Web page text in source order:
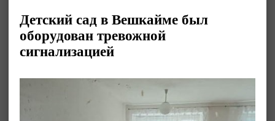
Детский сад в Вешкайме был
оборудован тревожной
сигнализацией